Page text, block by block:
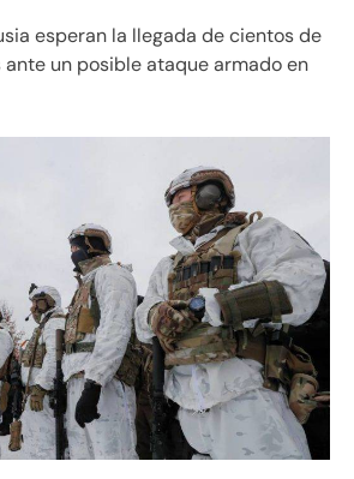
esperan la llegada de cientos de
un posible ataque armado en